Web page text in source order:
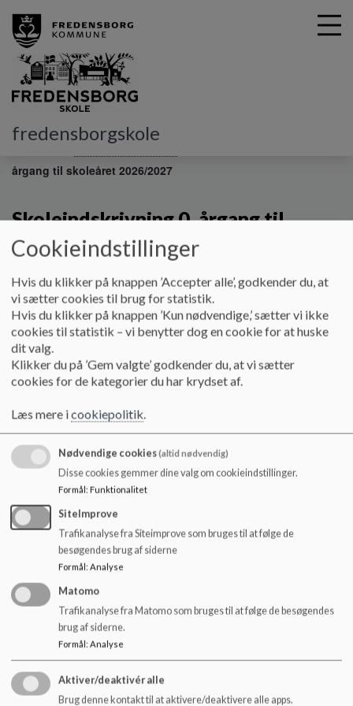
fredensborgskole
Karlebo 0.-5. årgang
årgang til skoleåret 2026/2027
Skoleindskrivning 0. årgang til
skoleåret 2026/2027
Skoleindskrivning 0. årgang i indeværende skoleår
Den digitale skoleindskrivning af skolebørn til
børnehaveklassen i til skoleåret 2026/2027 på Fredensborg
Skole afdeling Karlebo, er lukket for digital indskrivning.
For spørgsmål - eller indskrivning kontakt Skolesekretær
Karina Granov på tlf. 2176 3832, eller på mail
kang@fredensborg.dk
I kan læse mere om Fredensborg Skole i vedhæftede
skolefolder
Adresse:
Fredensborg Skole
Avderødvej 48
2980 Kokkedal
Dokumenter
Skolefolder
Cookieindstillinger
Hvis du klikker på knappen ’Accepter alle’, godkender du, at
vi sætter cookies til brug for statistik.
Hvis du klikker på knappen ’Kun nødvendige,’ sætter vi ikke
cookies til statistik – vi benytter dog en cookie for at huske
dit valg.
Klikker du på ’Gem valgte’ godkender du, at vi sætter
cookies for de kategorier du har krydset af.
Læs mere icookiepolitik.
Nødvendige cookies(altid nødvendig)
Disse cookies gemmer dine valg om cookieindstillinger.
Formål: Funktionalitet
SiteImprove
Trafikanalyse fra Siteimprove som bruges til at følge de
besøgendes brug af siderne
Formål: Analyse
Matomo
Trafikanalyse fra Matomo som bruges til at følge de besøgendes
brug af siderne.
Formål: Analyse
Aktiver/deaktivér alle
Brug denne kontakt til at aktivere/deaktivere alle apps.